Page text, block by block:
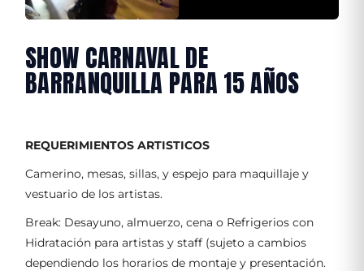
SHOW CARNAVAL DE
BARRANQUILLA PARA 15 AÑOS
REQUERIMIENTOS ARTISTICOS
Camerino, mesas, sillas, y espejo para maquillaje y
vestuario de los artistas.
Break: Desayuno, almuerzo, cena o Refrigerios con
Hidratación para artistas y staff (sujeto a cambios
dependiendo los horarios de montaje y presentación.